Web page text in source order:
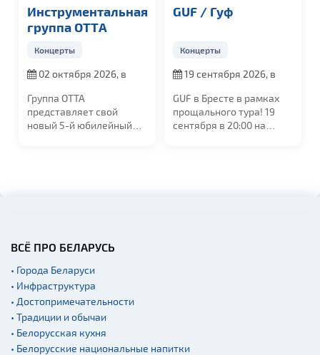
Инструментальная
группа OTTА
Концерты
02 октября 2026, в
Группа ОТТА
представляет свой
новый 5-й юбилейный
GUF / Гуф
Концерты
19 сентября 2026, в
GUF в Бресте в рамках
прощального тура! 19
сентября в 20:00 на
ВСЁ ПРО БЕЛАРУСЬ
• Города Беларуси
• Инфраструктура
• Достопримечательности
• Традиции и обычаи
• Белорусская кухня
• Белорусские национальные напитки